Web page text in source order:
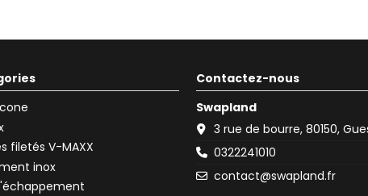
filetés V-MAXX
inox
Contactez-nous
Swapland
3 rue de bourre, 80150,
0322241010
contact@swapland.fr